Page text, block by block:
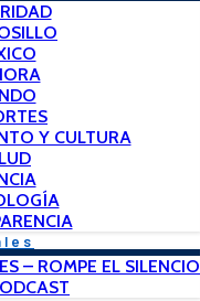
Y CULTURA
– ROMPE EL SILENCIO